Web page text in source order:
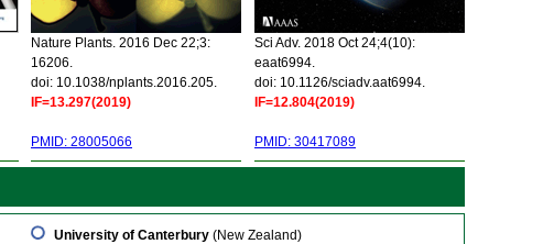
Nature Plants. 2016 Dec 22;3:
16206.
doi: 10.1038/nplants.2016.205.
IF=13.297(2019)
PMID: 28005066
Sci Adv. 2018 Oct 24;4(10):
eaat6994.
doi: 10.1126/sciadv.aat6994.
IF=12.804(2019)
PMID: 30417089
University of Canterbury (New Zealand)